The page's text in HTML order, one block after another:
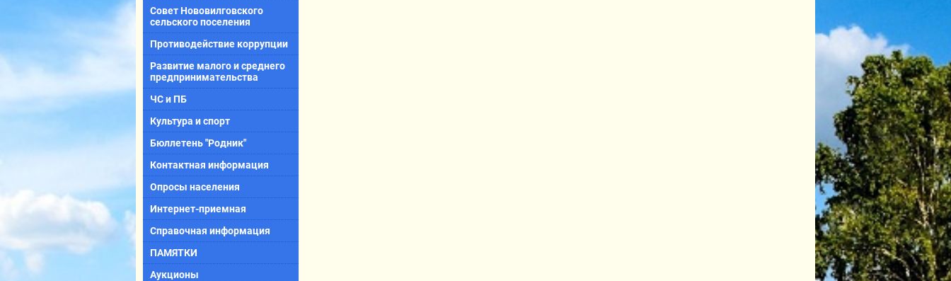
Совет Нововилговского
сельского поселения
Противодействие коррупции
Развитие малого и среднего
предпринимательства
ЧС и ПБ
Культура и спорт
Бюллетень "Родник"
Контактная информация
Опросы населения
Интернет-приемная
Справочная информация
ПАМЯТКИ
Аукционы